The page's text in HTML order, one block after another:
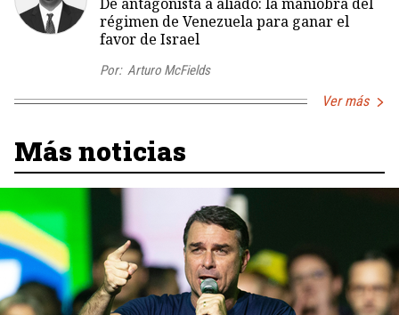
régimen de Venezuela para ganar el
favor de Israel
Por: Arturo McFields
Ver más
Más noticias